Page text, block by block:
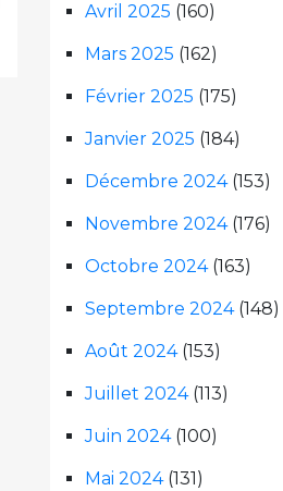
Avril 2025 (160)
Mars 2025 (162)
Février 2025 (175)
Janvier 2025 (184)
Décembre 2024(153)
Novembre 2024(176)
Octobre 2024(163)
Septembre 2024(148)
Août 2024(153)
Juillet 2024(113)
Juin 2024(100)
Mai 2024(131)